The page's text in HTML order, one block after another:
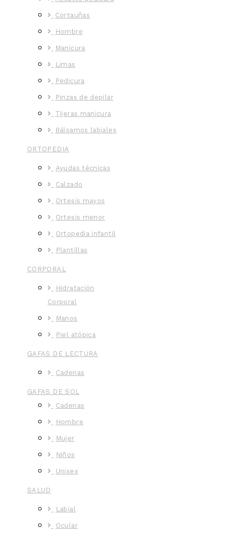
Cortauñas
Hombre
Manicura
Limas
Pedicura
Pinzas de depilar
Tijeras manicura
Bálsamos labiales
ORTOPEDIA
Ayudas técnicas
Calzado
Ortesis mayos
Ortesis menor
Ortopedia infantil
Plantillas
CORPORAL
Hidratación
Corporal
Manos
Piel atópica
GAFAS DE LECTURA
Cadenas
GAFAS DE SOL
Cadenas
Hombre
Mujer
Niños
Unisex
SALUD
Labial
Ocular